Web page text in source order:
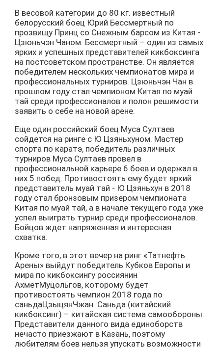
В весовой категории до 80 кг. известный
белорусский боец Юрий Бессмертный по
прозвищу Принц со Снежным барсом из Китая -
Цзюньчэн Чаном. Бессмертный – один из самых
ярких и успешных представителей кикбоксинга
на постсоветском пространстве. Он является
победителем нескольких чемпионатов мира и
профессиональных турниров. Цзюньчэн Чан в
прошлом году стал чемпионом Китая по муай
тай среди профессионалов и полон решимости
заявить о себе на новой арене.
Еще один российский боец Муса Султаев
сойдется на ринге с Ю Цзяньхуном. Мастер
спорта по каратэ, победитель различных
турниров Муса Султаев провел в
профессиональной карьере 6 боев и одержал в
них 5 побед. Противостоять ему будет яркий
представитель муай тай - Ю Цзяньхун в 2018
году стал бронзовым призером чемпионата
Китая по муай тай, а в начале текущего года уже
успел выиграть турнир среди профессионалов.
Бойцов ждет напряженная и интересная
схватка.
Кроме того, в этот вечер на ринг «Татнефть
Арены» выйдут победитель Кубков Европы и
мира по кикбоксингу россиянин
АхметМуцольгов, которому будет
противостоять чемпион 2018 года по
саньдаЦзыцянЧжан. Саньда (китайский
кикбоксинг) – китайская система самообороны.
Представители данного вида единоборств
нечасто приезжают в Казань, поэтому
любителям боев нельзя упускать возможности